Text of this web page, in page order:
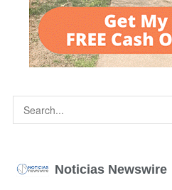
Noticias Newswire